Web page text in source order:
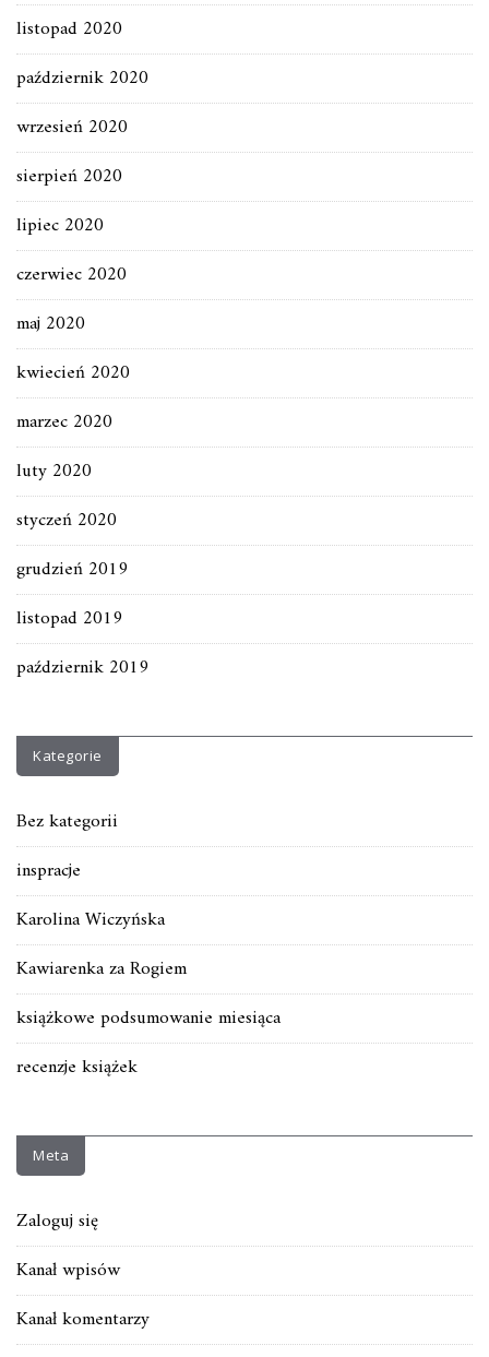
listopad 2020
październik 2020
wrzesień 2020
sierpień 2020
lipiec 2020
czerwiec 2020
maj 2020
kwiecień 2020
marzec 2020
luty 2020
styczeń 2020
grudzień 2019
listopad 2019
październik 2019
Kategorie
Bez kategorii
inspracje
Karolina Wiczyńska
Kawiarenka za Rogiem
książkowe podsumowanie miesiąca
recenzje książek
Meta
Zaloguj się
Kanał wpisów
Kanał komentarzy